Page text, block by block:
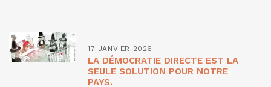
17 JANVIER 2026
LA DÉMOCRATIE DIRECTE EST LA
SEULE SOLUTION POUR NOTRE
PAYS.